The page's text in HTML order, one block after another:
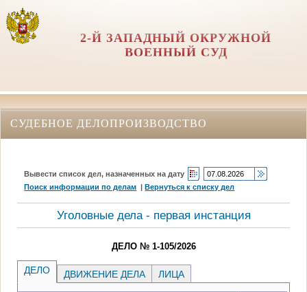
2-Й ЗАПАДНЫЙ ОКРУЖНОЙ
ВОЕННЫЙ СУД
СУДЕБНОЕ ДЕЛОПРОИЗВОДСТВО
Вывести список дел, назначенных на дату
Поиск информации по делам |Вернуться к списку дел
Уголовные дела - первая инстанция
ДЕЛО № 1-105/2026
ДЕЛО ДВИЖЕНИЕ ДЕЛА ЛИЦА